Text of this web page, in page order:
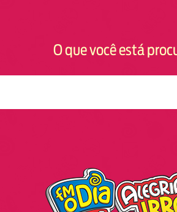
O que você está